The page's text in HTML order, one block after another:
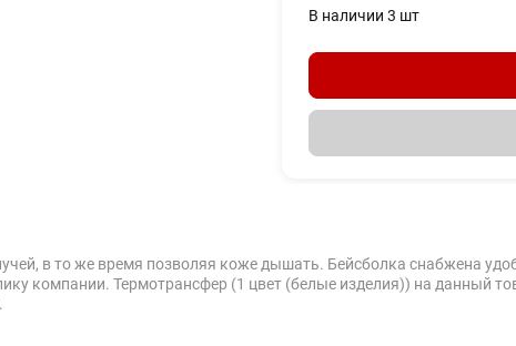
В наличии 3 шт
в то же время позволяя коже дышать. Бейсболка снабжена
компании. Термотрансфер (1 цвет (белые изделия)) на данный